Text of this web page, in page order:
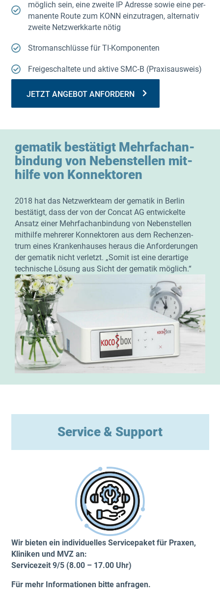
mög­lich sein, eine zwei­te IP Adres­se sowie eine per­
ma­nen­te Rou­te zum KONN ein­zu­tra­gen, alter­na­tiv
zwei­te Netz­werk­kar­te nötig
Strom­an­schlüs­se für TI-Komponenten
Frei­ge­schal­te­te und akti­ve SMC‑B (Pra­xis­aus­weis)
JETZT ANGE­BOT ANFORDERN
gema­tik bestä­tigt Mehr­fach­an­
bin­dung von Neben­stel­len mit­
hil­fe von Konnektoren
2018 hat das Netz­werk­team der gema­tik in Ber­lin
bestä­tigt, dass der von der Con­cat AG ent­wi­ckel­te
Ansatz einer Mehr­fach­an­bin­dung von Neben­stel­len
mit­hil­fe meh­re­rer Kon­nek­to­ren aus dem Rechen­zen­
trum eines Kran­ken­hau­ses her­aus die Anfor­de­run­gen
der gema­tik nicht ver­letzt. „Somit ist eine der­ar­ti­ge
tech­ni­sche Lösung aus Sicht der gema­tik möglich.“
Ser­vice & Support
Wir bie­ten ein indi­vi­du­el­les Ser­vice­pa­ket für Pra­xen,
Kli­ni­ken und MVZ an:
Ser­vice­zeit 9/5 (8.00 – 17.00 Uhr)
Für mehr Infor­ma­tio­nen bit­te anfragen.